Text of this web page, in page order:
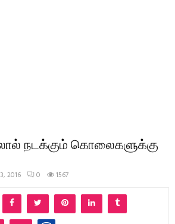
நடக்கும் கொலைகளுக்கு
2016 0 1567